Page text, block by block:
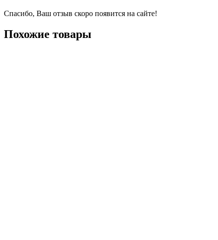
Спасибо, Ваш отзыв скоро появится на сайте!
Похожие товары